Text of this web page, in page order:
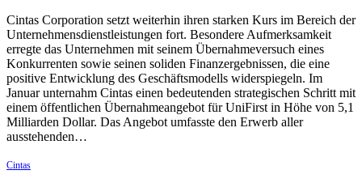
Cintas Corporation setzt weiterhin ihren starken Kurs im Bereich der
Unternehmensdienstleistungen fort. Besondere Aufmerksamkeit
erregte das Unternehmen mit seinem Übernahmeversuch eines
Konkurrenten sowie seinen soliden Finanzergebnissen, die eine
positive Entwicklung des Geschäftsmodells widerspiegeln. Im
Januar unternahm Cintas einen bedeutenden strategischen Schritt mit
einem öffentlichen Übernahmeangebot für UniFirst in Höhe von 5,1
Milliarden Dollar. Das Angebot umfasste den Erwerb aller
ausstehenden…
Cintas